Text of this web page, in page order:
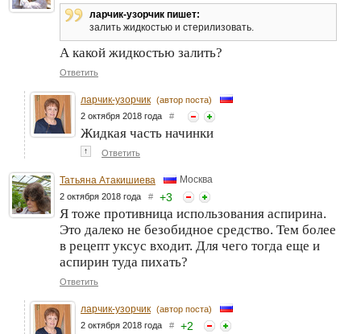
ларчик-узорчик пишет:
залить жидкостью и стерилизовать.
А какой жидкостью залить?
Ответить
ларчик-узорчик (автор поста)
2 октября 2018 года #
Жидкая часть начинки
↑ Ответить
Татьяна Атакишиева Москва
2 октября 2018 года # +3
Я тоже противница использования аспирина.
Это далеко не безобидное средство. Тем более
в рецепт уксус входит. Для чего тогда еще и
аспирин туда пихать?
Ответить
ларчик-узорчик (автор поста)
2 октября 2018 года # +2